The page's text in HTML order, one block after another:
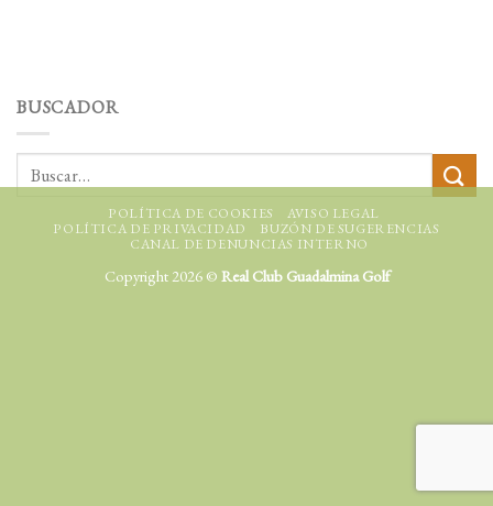
BUSCADOR
POLÍTICA DE COOKIES
AVISO LEGAL
POLÍTICA DE PRIVACIDAD
BUZÓN DE SUGERENCIAS
CANAL DE DENUNCIAS INTERNO
Copyright 2026 © Real Club Guadalmina Golf